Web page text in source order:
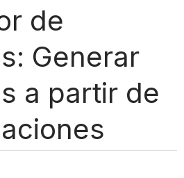
de
Generar
a partir de